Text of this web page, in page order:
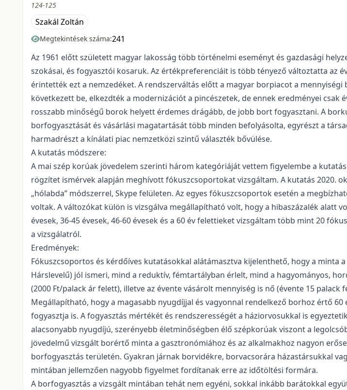
124-125
Szakál Zoltán
Megtekintések száma:241
Az 1961 előtt született magyar lakosság több történelmi eseményt és gazdasági
szokásai, és fogyasztói kosaruk. Az értékpreferenciáit is több tényező változtatta az
érintették ezt a nemzedéket. A rendszerváltás előtt a magyar borpiacot a
következett be, elkezdték a modernizációt a pincészetek, de ennek eredményei
rosszabb minőségű borok helyett érdemes drágább, de jobb bort fogyasztani. A
borfogyasztását és vásárlási magatartását több minden befolyásolta, egyrészt a
harmadrészt a kínálati piac nemzetközi szintű választék bővülése.
A kutatás módszere:
A mai szép korúak jövedelem szerinti három kategóriáját vettem figyelembe a
rögzítet ismérvek alapján meghívott fókuszcsoportokat vizsgáltam. A kutatás 2020.
„hólabda” módszerrel, Skype felületen. Az egyes fókuszcsoportok esetén a
voltak. A változókat külön is vizsgálva megállapítható volt, hogy a hibaszázalék alatt
évesek, 36-45 évesek, 46-60 évesek és a 60 év felettieket vizsgáltam több mint 20
a vizsgálatról.
Eredmények:
Fókuszcsoportos és kérdőíves kutatásokkal alátámasztva kijelenthető, hogy a minta
Hárslevelű) jól ismeri, mind a reduktív, fémtartályban érlelt, mind a hagyományos,
(2000 Ft/palack ár felett), illetve az évente vásárolt mennyiség is nő (évente 15 palack
Megállapítható, hogy a magasabb nyugdíjjal és vagyonnal rendelkező borhoz értő
fogyasztja is. A fogyasztás mértékét és rendszerességét a háziorvosukkal is
alacsonyabb nyugdíjú, szerényebb életminőségben élő szépkorúak viszont a
jövedelmű vizsgált borértő minta a gasztronómiához és az alkalmakhoz nagyon
borfogyasztás területén. Gyakran járnak borvidékre, borvacsorára házastársukkal
mintában jellemzően nagyobb figyelmet fordítanak erre az időtöltési formára.
A borfogyasztás a vizsgált mintában tehát nem egyéni, sokkal inkább barátokkal